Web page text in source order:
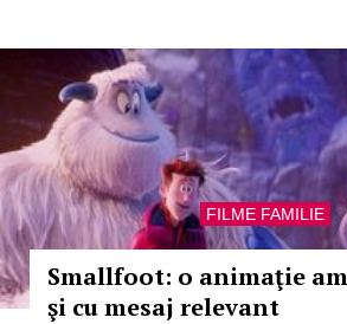
FILME FAMILIE
Smallfoot: o animaţie
şi cu mesaj relevant